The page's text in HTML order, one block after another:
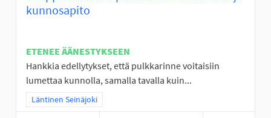
kunnosapito
ETENEE ÄÄNESTYKSEEN
Hankkia edellytykset, että pulkkarinne voitaisiin
lumettaa kunnolla, samalla tavalla kuin...
Rajaa tulokset teeman mukaan: Läntinen Seinäjoki
Läntinen Seinäjoki